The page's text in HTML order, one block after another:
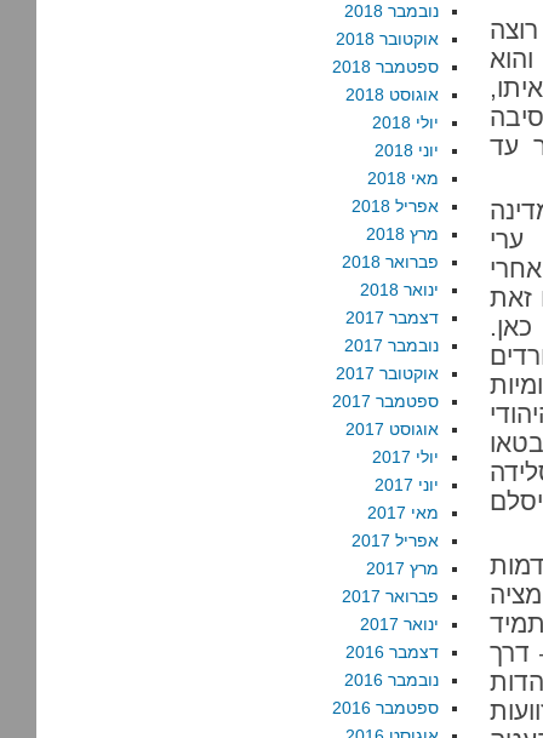
עד
ערי
זאת
דרך
נובמבר 2018
אוקטובר 2018
ספטמבר 2018
אוגוסט 2018
יולי 2018
יוני 2018
מאי 2018
אפריל 2018
מרץ 2018
פברואר 2018
ינואר 2018
דצמבר 2017
נובמבר 2017
אוקטובר 2017
ספטמבר 2017
אוגוסט 2017
יולי 2017
יוני 2017
מאי 2017
אפריל 2017
מרץ 2017
פברואר 2017
ינואר 2017
דצמבר 2016
נובמבר 2016
ספטמבר 2016